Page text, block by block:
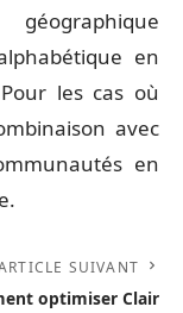
en
les cas où
avec
en
SUIVANT
optimiser Clair